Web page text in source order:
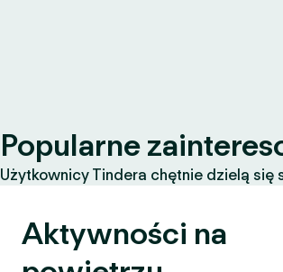
Popularne
Użytkownicy Tindera chętnie dzielą się
Aktywności na